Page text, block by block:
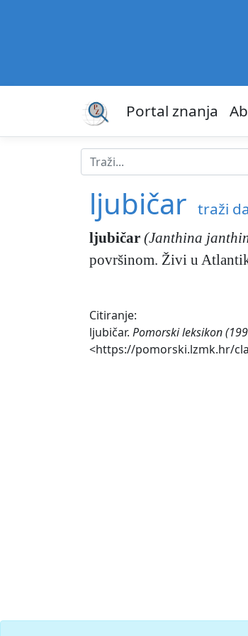
Portal znanja
ljubičar traži
ljubičar (Janthina
površinom. Živi u
Citiranje:
ljubičar. Pomorski leksikon
<https://pomorski.lzmk.hr/